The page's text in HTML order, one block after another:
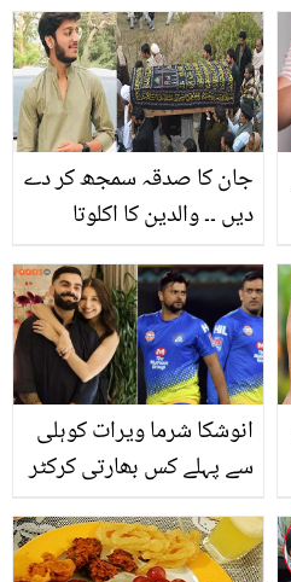
شادی کرنے کے 5 فائدے
جان کا صدقہ سمجھ کر دے
دیں ۔۔ والدین کا اکلوتا
ڈکیتوں نے چھین لیا، ماں
باپ کے جینے کی وجہ بھی
ختم
انوشکا شرما ویرات کوہلی
سے پہلے کس بھارتی کرکٹر
انکشاف